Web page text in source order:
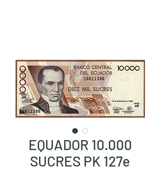
EQUADOR 10.000
SUCRES PK 127e